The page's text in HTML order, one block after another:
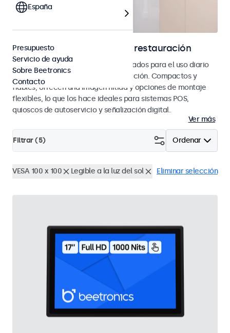
Pantallas para hostelería y restauración
Monitores y pantallas táctiles diseñados para el uso diario
en entornos hoteleros y de restauración. Compactos y
fiables, ofrecen una imagen nítida y opciones de montaje
flexibles, lo que los hace ideales para sistemas POS,
quioscos de autoservicio y señalización digital.
Ver más
Ordenar
Filtrar (5)
VESA 100 x 100 Legible a la luz del sol Eliminar selección
España
Presupuesto
Servicio de ayuda
Sobre Beetronics
Contacto